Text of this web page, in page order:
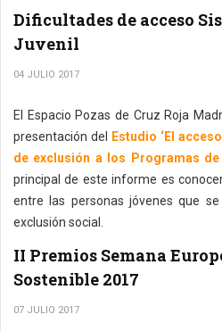
Dificultades de acceso
Juvenil
04 JULIO 2017
El Espacio Pozas de Cruz Roja
presentación del
Estudio ‘El
de exclusión a los Programas de
principal de este informe es
entre las personas jóvenes que
exclusión social.
II Premios Semana
Sostenible 2017
07 JULIO 2017